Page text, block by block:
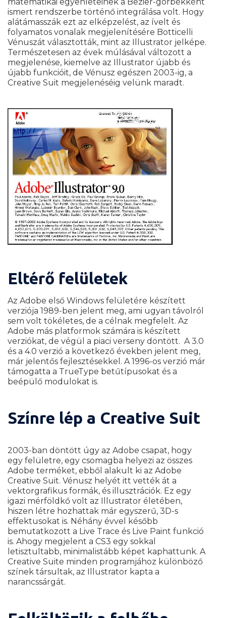
ismert rendszerbe történő integrálása volt. Hogy
alátámasszák ezt az elképzelést, az ívelt és
folyamatos vonalak megjelenítésére Botticelli
Vénuszát választották, mint az Illustrator jelképe.
Természetesen az évek múlásával változott a
megjelenése, kiemelve az Illustrator újabb és
újabb funkcióit, de Vénusz egészen 2003-ig, a
Creative Suit megjelenéséig velünk maradt.
Eltérő felületek
Az Adobe első Windows felületére készített
verziója 1989-ben jelent meg, ami ugyan távolról
sem volt tökéletes, de a célnak megfelelt. Az
Adobe más platformok számára is készített
verziókat, de végül a piaci verseny döntött. A 3.0
és a 4.0 verzió a következő években jelent meg,
már jelentős fejlesztésekkel. A 1996-os verzió már
támogatta a TrueType betűtípusokat és a
beépülő modulokat is.
Színre lép a Creative Suit
2003-ban döntött úgy az Adobe csapat, hogy
egy felületre, egy csomagba helyezi az összes
Adobe terméket, ebből alakult ki az Adobe
Creative Suit. Vénusz helyét itt vették át a
vektorgrafikus formák, és illusztrációk. Ez egy
igazi mérföldkő volt az Illustrator életében,
hiszen létre hozhattak már egyszerű, 3D-s
effektusokat is. Néhány évvel később
bemutatkozott a Live Trace és Live Paint funkció
is. Ahogy megjelent a CS3 egy sokkal
letisztultabb, minimalistább képet kaphattunk. A
Creative Suite minden programjához különböző
színek társultak, az Illustrator kapta a
narancssárgát.